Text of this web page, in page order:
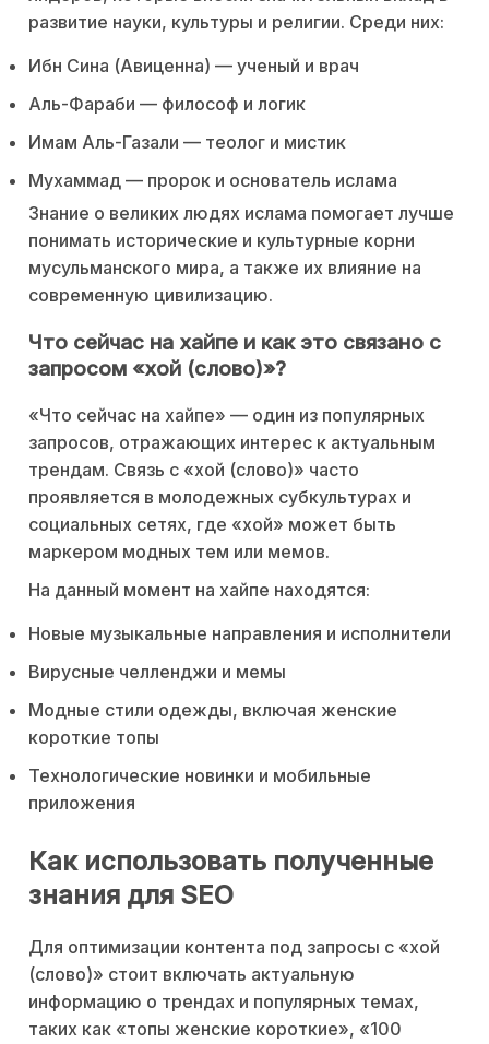
развитие науки, культуры и религии. Среди них:
Ибн Сина (Авиценна) — ученый и врач
Аль-Фараби — философ и логик
Имам Аль-Газали — теолог и мистик
Мухаммад — пророк и основатель ислама
Знание о великих людях ислама помогает лучше
понимать исторические и культурные корни
мусульманского мира, а также их влияние на
современную цивилизацию.
Что сейчас на хайпе и как это связано с
запросом «хой (слово)»?
«Что сейчас на хайпе» — один из популярных
запросов, отражающих интерес к актуальным
трендам. Связь с «хой (слово)» часто
проявляется в молодежных субкультурах и
социальных сетях, где «хой» может быть
маркером модных тем или мемов.
На данный момент на хайпе находятся:
Новые музыкальные направления и исполнители
Вирусные челленджи и мемы
Модные стили одежды, включая женские
короткие топы
Технологические новинки и мобильные
приложения
Как использовать полученные
знания для SEO
Для оптимизации контента под запросы с «хой
(слово)» стоит включать актуальную
информацию о трендах и популярных темах,
таких как «топы женские короткие», «100